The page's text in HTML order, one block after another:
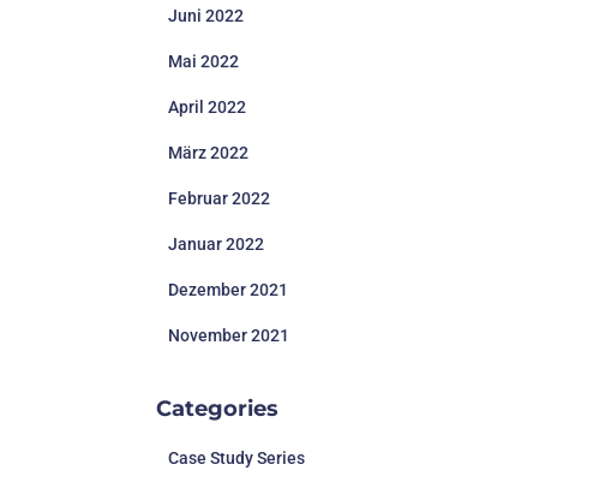
Juni 2022
Mai 2022
April 2022
März 2022
Februar 2022
Januar 2022
Dezember 2021
November 2021
Categories
Case Study Series